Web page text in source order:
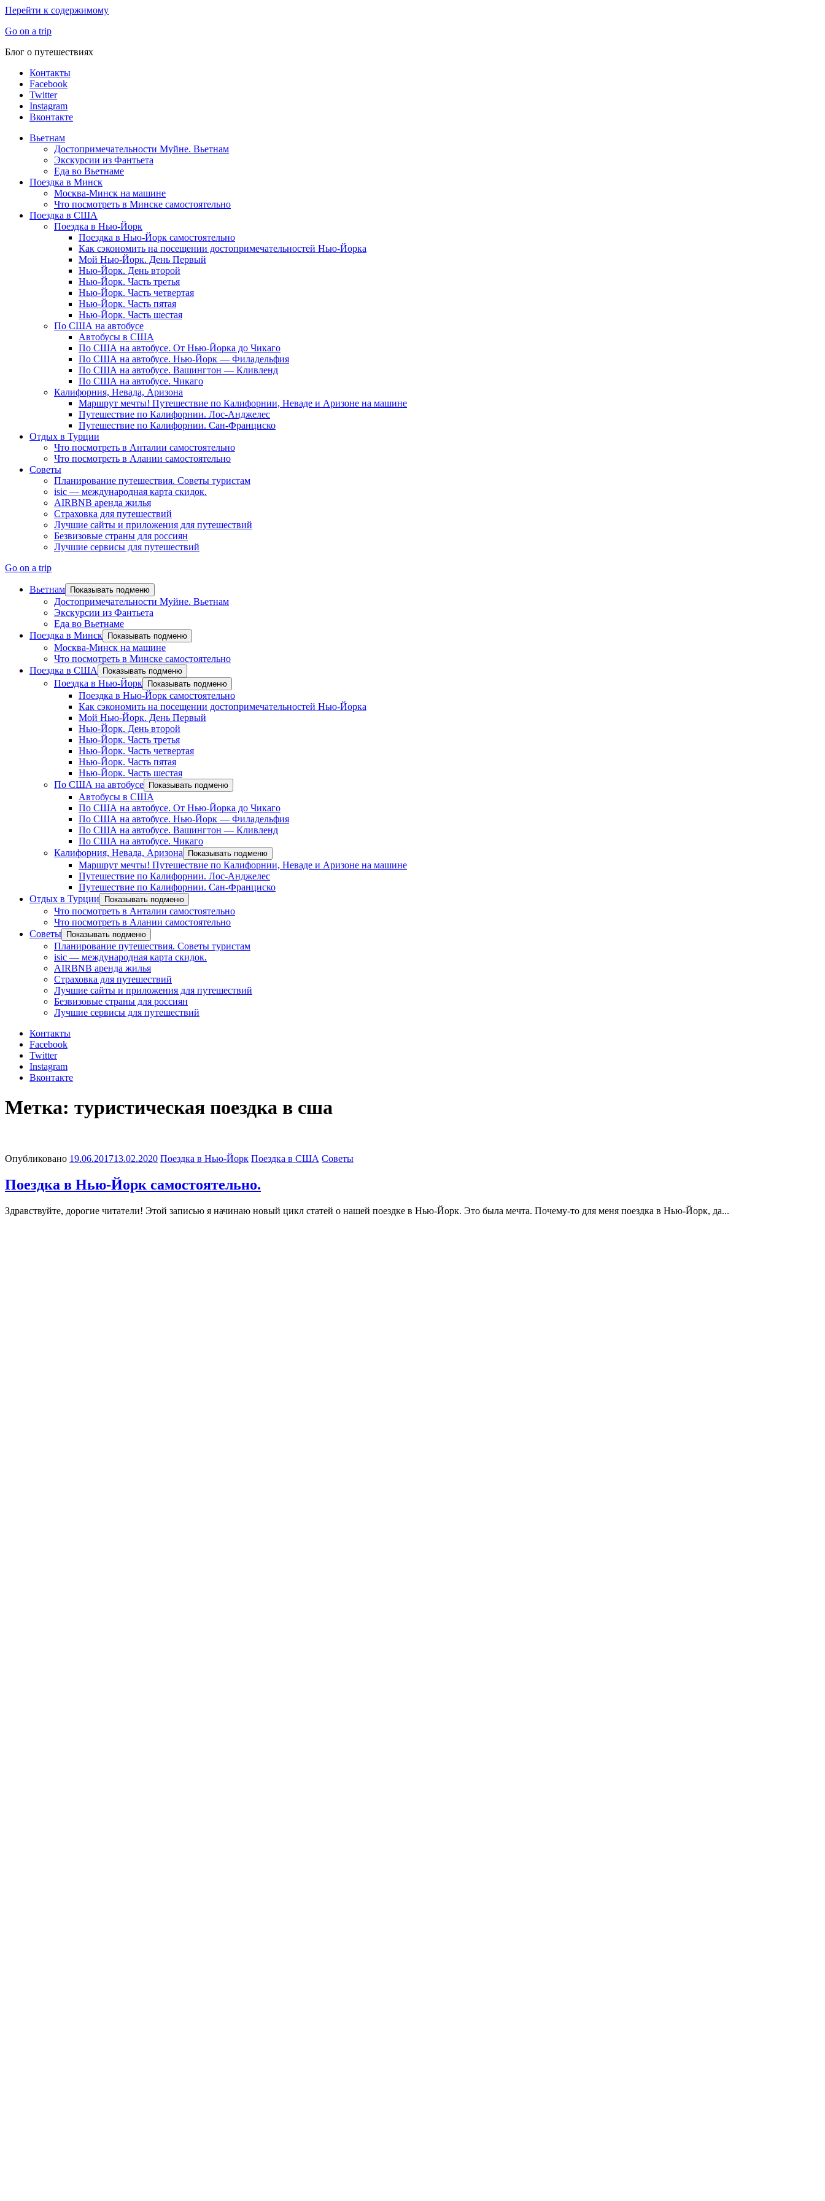
Перейти к содержимому
Go on a trip
Блог о путешествиях
Контакты
Facebook
Twitter
Instagram
Вконтакте
Вьетнам
Достопримечательности Муйне. Вьетнам
Экскурсии из Фантьета
Еда во Вьетнаме
Поездка в Минск
Москва-Минск на машине
Что посмотреть в Минске самостоятельно
Поездка в США
Поездка в Нью-Йорк
Поездка в Нью-Йорк самостоятельно
Как сэкономить на посещении достопримечательностей Нью-Йорка
Мой Нью-Йорк. День Первый
Нью-Йорк. День второй
Нью-Йорк. Часть третья
Нью-Йорк. Часть четвертая
Нью-Йорк. Часть пятая
Нью-Йорк. Часть шестая
По США на автобусе
Автобусы в США
По США на автобусе. От Нью-Йорка до Чикаго
По США на автобусе. Нью-Йорк — Филадельфия
По США на автобусе. Вашингтон — Кливленд
По США на автобусе. Чикаго
Калифорния, Невада, Аризона
Маршрут мечты! Путешествие по Калифорнии, Неваде и Аризоне на машине
Путешествие по Калифорнии. Лос-Анджелес
Путешествие по Калифорнии. Сан-Франциско
Отдых в Турции
Что посмотреть в Анталии самостоятельно
Что посмотреть в Алании самостоятельно
Советы
Планирование путешествия. Советы туристам
isic — международная карта скидок.
AIRBNB аренда жилья
Страховка для путешествий
Лучшие сайты и приложения для путешествий
Безвизовые страны для россиян
Лучшие сервисы для путешествий
Go on a trip
Вьетнам Показывать подменю
Достопримечательности Муйне. Вьетнам
Экскурсии из Фантьета
Еда во Вьетнаме
Поездка в Минск
Показывать подменю
Москва-Минск на машине
Что посмотреть в Минске самостоятельно
Поездка в США
Показывать подменю
Поездка в Нью-Йорк Показывать подменю
Поездка в Нью-Йорк самостоятельно
Как сэкономить на посещении достопримечательностей Нью-Йорка
Мой Нью-Йорк. День Первый
Нью-Йорк. День второй
Нью-Йорк. Часть третья
Нью-Йорк. Часть четвертая
Нью-Йорк. Часть пятая
Нью-Йорк. Часть шестая
По США на автобусе
Показывать подменю
Автобусы в США
По США на автобусе. От Нью-Йорка до Чикаго
По США на автобусе. Нью-Йорк — Филадельфия
По США на автобусе. Вашингтон — Кливленд
По США на автобусе. Чикаго
Калифорния, Невада, Аризона
Показывать подменю
Маршрут мечты! Путешествие по Калифорнии, Неваде и Аризоне на машине
Путешествие по Калифорнии. Лос-Анджелес
Путешествие по Калифорнии. Сан-Франциско
Отдых в Турции
Показывать подменю
Что посмотреть в Анталии самостоятельно
Что посмотреть в Алании самостоятельно
Советы
Показывать подменю
Планирование путешествия. Советы туристам
isic — международная карта скидок.
AIRBNB аренда жилья
Страховка для путешествий
Лучшие сайты и приложения для путешествий
Безвизовые страны для россиян
Лучшие сервисы для путешествий
Контакты
Facebook
Twitter
Instagram
Вконтакте
Метка: туристическая поездка в сша
Опубликовано 19.06.201713.02.2020 Поездка в Нью-Йорк Поездка в США Советы
Поездка в Нью-Йорк самостоятельно.
Здравствуйте, дорогие читатели! Этой записью я начинаю новый цикл статей о нашей поездке в Нью-Йорк. Это была мечта. Почему-то для меня поездка в Нью-Йорк, да...